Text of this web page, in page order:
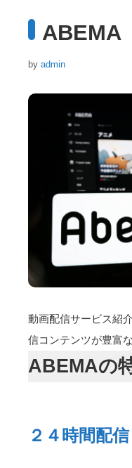
ABEMA
by admin
動画配信サービス紹
信コンテンツが豊富
ABEMAの
２４時間配信